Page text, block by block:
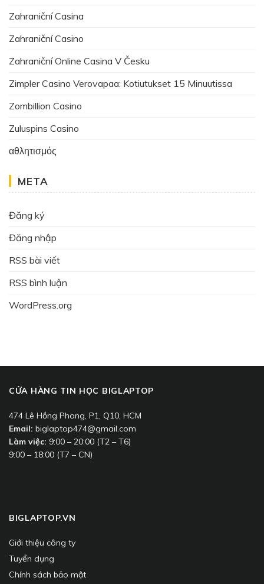
Zahraniční Casina
Zahraniční Casino
Zahraniční Online Casina V Česku
Zimpler Casino Verovapaa: Kotiutukset 15 Minuutissa
Zombillion Casino
Zuluspins Casino
αθλητισμός
META
Đăng ký
Đăng nhập
RSS bài viết
RSS bình luận
WordPress.org
CỬA HÀNG TIN HỌC BIGLAPTOP
474 Lê Hồng Phong, P1, Q10, HCM
Email: biglaptop474@gmail.com
Làm việc: 9:00 – 20:00 (T2 – T6)
9:00 – 18:00 (T7 – CN)
BIGLAPTOP.VN
Giới thiệu công ty
Tuyển dụng
Chính sách bảo mật